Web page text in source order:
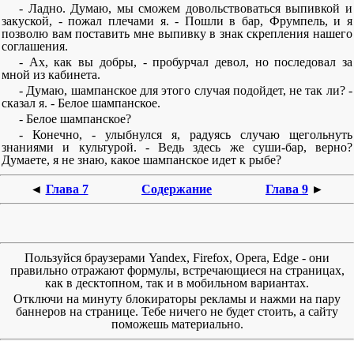
- Ладно. Думаю, мы сможем довольствоваться выпивкой и
закуской, - пожал плечами я. - Пошли в бар, Фрумпель, и я
позволю вам поставить мне выпивку в знак скрепления нашего
соглашения.
- Ах, как вы добры, - пробурчал девол, но последовал за
мной из кабинета.
- Думаю, шампанское для этого случая подойдет, не так ли? -
сказал я. - Белое шампанское.
- Белое шампанское?
- Конечно, - улыбнулся я, радуясь случаю щегольнуть
знаниями и культурой. - Ведь здесь же суши-бар, верно?
Думаете, я не знаю, какое шампанское идет к рыбе?
◄ Глава 7 Содержание Глава 9 ►
Пользуйся браузерами Yandex, Firefox, Opera, Edge - они
правильно отражают формулы, встречающиеся на страницах,
как в десктопном, так и в мобильном вариантах.
Отключи на минуту блокираторы рекламы и нажми на пару
баннеров на странице. Тебе ничего не будет стоить, а сайту
поможешь материально.